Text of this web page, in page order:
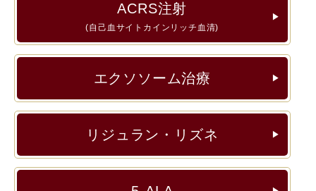
ACRS注射
(自己血サイトカインリッチ血清)
▶︎
エクソソーム治療 ▶︎
リジュラン・リズネ ▶︎